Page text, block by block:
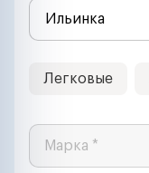
Легковые
Марка *